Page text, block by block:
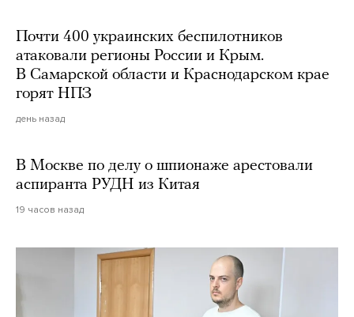
Почти 400 украинских беспилотников
атаковали регионы России и Крым.
В Самарской области и Краснодарском крае
горят НПЗ
день назад
В Москве по делу о шпионаже арестовали
аспиранта РУДН из Китая
19 часов назад